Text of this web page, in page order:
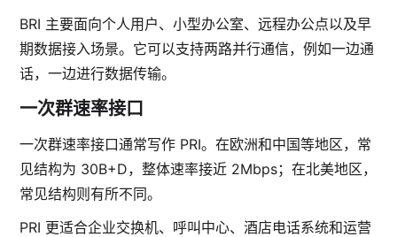
BRI 主要面向个人用户、小型办公室、远程办公点以及早
期数据接入场景。它可以支持两路并行通信，例如一边通
话，一边进行数据传输。
一次群速率接口
一次群速率接口通常写作 PRI。在欧洲和中国等地区，常
见结构为 30B+D，整体速率接近 2Mbps；在北美地区，
常见结构则有所不同。
PRI 更适合企业交换机、呼叫中心、酒店电话系统和运营